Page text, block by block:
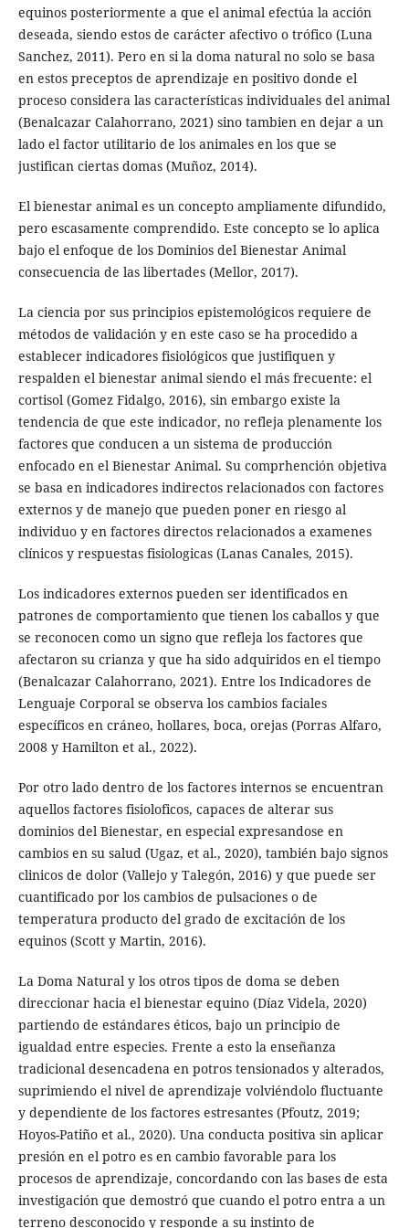
equinos posteriormente a que el animal efectúa la acción
deseada, siendo estos de carácter afectivo o trófico (Luna
Sanchez, 2011). Pero en si la doma natural no solo se basa
en estos preceptos de aprendizaje en positivo donde el
proceso considera las características individuales del animal
(Benalcazar Calahorrano, 2021) sino tambien en dejar a un
lado el factor utilitario de los animales en los que se
justifican ciertas domas (Muñoz, 2014).
El bienestar animal es un concepto ampliamente difundido,
pero escasamente comprendido. Este concepto se lo aplica
bajo el enfoque de los Dominios del Bienestar Animal
consecuencia de las libertades (Mellor, 2017).
La ciencia por sus principios epistemológicos requiere de
métodos de validación y en este caso se ha procedido a
establecer indicadores fisiológicos que justifiquen y
respalden el bienestar animal siendo el más frecuente: el
cortisol (Gomez Fidalgo, 2016), sin embargo existe la
tendencia de que este indicador, no refleja plenamente los
factores que conducen a un sistema de producción
enfocado en el Bienestar Animal. Su comprhención objetiva
se basa en indicadores indirectos relacionados con factores
externos y de manejo que pueden poner en riesgo al
individuo y en factores directos relacionados a examenes
clínicos y respuestas fisiologicas (Lanas Canales, 2015).
Los indicadores externos pueden ser identificados en
patrones de comportamiento que tienen los caballos y que
se reconocen como un signo que refleja los factores que
afectaron su crianza y que ha sido adquiridos en el tiempo
(Benalcazar Calahorrano, 2021). Entre los Indicadores de
Lenguaje Corporal se observa los cambios faciales
específicos en cráneo, hollares, boca, orejas (Porras Alfaro,
2008 y Hamilton et al., 2022).
Por otro lado dentro de los factores internos se encuentran
aquellos factores fisioloficos, capaces de alterar sus
dominios del Bienestar, en especial expresandose en
cambios en su salud (Ugaz, et al., 2020), también bajo signos
clinicos de dolor (Vallejo y Talegón, 2016) y que puede ser
cuantificado por los cambios de pulsaciones o de
temperatura producto del grado de excitación de los
equinos (Scott y Martin, 2016).
La Doma Natural y los otros tipos de doma se deben
direccionar hacia el bienestar equino (Díaz Videla, 2020)
partiendo de estándares éticos, bajo un principio de
igualdad entre especies. Frente a esto la enseñanza
tradicional desencadena en potros tensionados y alterados,
suprimiendo el nivel de aprendizaje volviéndolo fluctuante
y dependiente de los factores estresantes (Pfoutz, 2019;
Hoyos-Patiño et al., 2020). Una conducta positiva sin aplicar
presión en el potro es en cambio favorable para los
procesos de aprendizaje, concordando con las bases de esta
investigación que demostró que cuando el potro entra a un
terreno desconocido y responde a su instinto de